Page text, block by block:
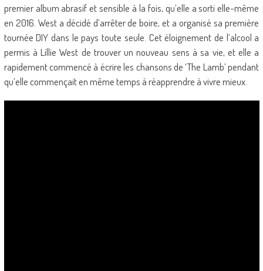
premier album abrasif et sensible à la fois, qu’elle a sorti elle-même
en 2016. West a décidé d’arrêter de boire, et a organisé sa première
tournée DIY dans le pays toute seule. Cet éloignement de l’alcool a
permis à Lillie West de trouver un nouveau sens à sa vie, et elle a
rapidement commencé à écrire les chansons de ‘The Lamb’ pendant
qu’elle commençait en même temps à réapprendre à vivre mieux.